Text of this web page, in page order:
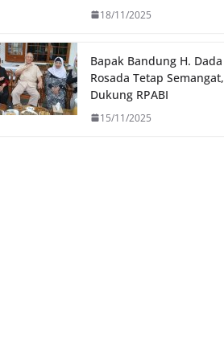
18/11/2025
Bapak Bandung H. Dada
Rosada Tetap Semangat,
Dukung RPABI
15/11/2025